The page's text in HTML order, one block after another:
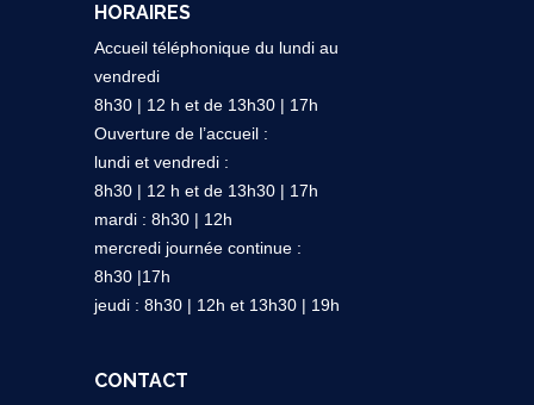
HORAIRES
Accueil téléphonique du lundi au
vendredi
8h30 | 12 h et de 13h30 | 17h
Ouverture de l’accueil :
lundi et vendredi :
8h30 | 12 h et de 13h30 | 17h
mardi : 8h30 | 12h
mercredi journée continue :
8h30 |17h
jeudi : 8h30 | 12h et 13h30 | 19h
CONTACT